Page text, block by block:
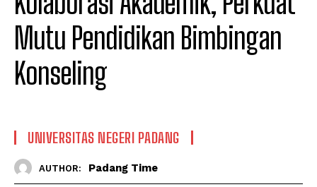
Mutu Pendidikan Bimbingan
Konseling
UNIVERSITAS NEGERI PADANG
AUTHOR: Padang Time